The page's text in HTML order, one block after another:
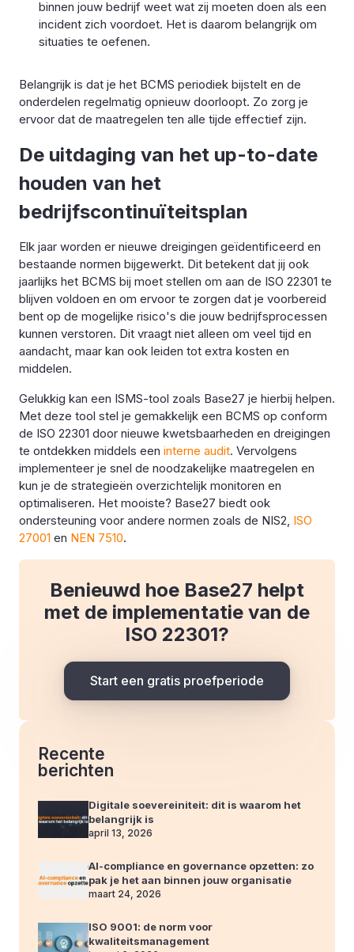
binnen jouw bedrijf weet wat zij moeten doen als een
incident zich voordoet. Het is daarom belangrijk om
situaties te oefenen.
Belangrijk is dat je het BCMS periodiek bijstelt en de
onderdelen regelmatig opnieuw doorloopt. Zo zorg je
ervoor dat de maatregelen ten alle tijde effectief zijn.
De uitdaging van het up-to-date
houden van het
bedrijfscontinuïteitsplan
Elk jaar worden er nieuwe dreigingen geïdentificeerd en
bestaande normen bijgewerkt. Dit betekent dat jij ook
jaarlijks het BCMS bij moet stellen om aan de ISO 22301 te
blijven voldoen en om ervoor te zorgen dat je voorbereid
bent op de mogelijke risico's die jouw bedrijfsprocessen
kunnen verstoren. Dit vraagt niet alleen om veel tijd en
aandacht, maar kan ook leiden tot extra kosten en
middelen.
Gelukkig kan een ISMS-tool zoals Base27 je hierbij helpen.
Met deze tool stel je gemakkelijk een BCMS op conform
de ISO 22301 door nieuwe kwetsbaarheden en dreigingen
te ontdekken middels een interne audit. Vervolgens
implementeer je snel de noodzakelijke maatregelen en
kun je de strategieën overzichtelijk monitoren en
optimaliseren. Het mooiste? Base27 biedt ook
ondersteuning voor andere normen zoals de NIS2, ISO
27001 en NEN 7510.
Benieuwd hoe Base27 helpt
met de implementatie van de
ISO 22301?
Start een gratis proefperiode
Recente
berichten
Digitale soevereiniteit: dit is waarom het
belangrijk is
april 13, 2026
AI-compliance en governance opzetten: zo
pak je het aan binnen jouw organisatie
maart 24, 2026
ISO 9001: de norm voor
kwaliteitsmanagement